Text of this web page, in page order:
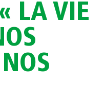
LA VIE